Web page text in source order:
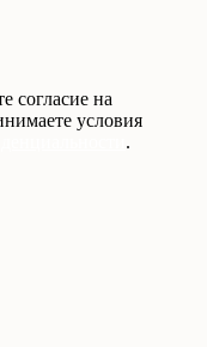
согласие на
условия
.